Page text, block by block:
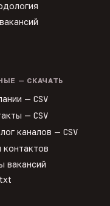
— СКАЧАТЬ
— CSV
— CSV
каналов — CSV
контактов
вакансий